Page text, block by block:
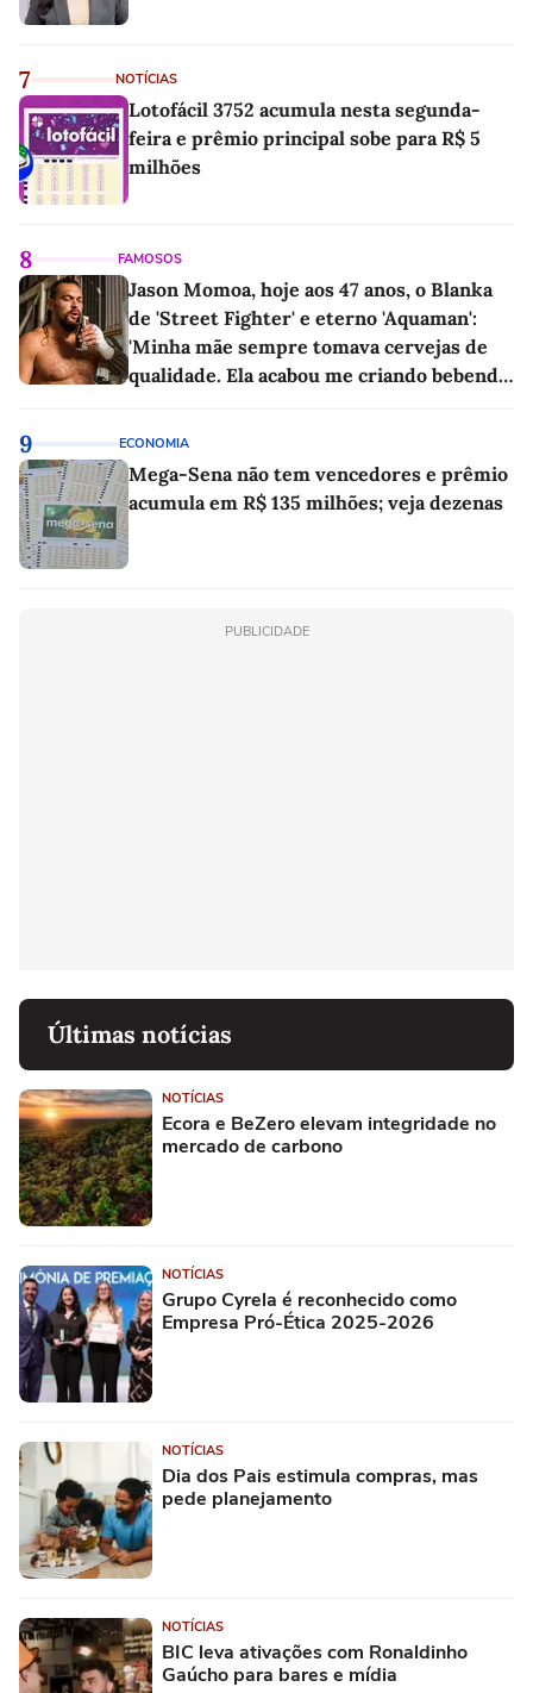
7 NOTÍCIAS
Lotofácil 3752 acumula nesta segunda-
feira e prêmio principal sobe para R$ 5
milhões
8 FAMOSOS
Jason Momoa, hoje aos 47 anos, o Blanka
de 'Street Fighter' e eterno 'Aquaman':
'Minha mãe sempre tomava cervejas de
qualidade. Ela acabou me criando bebendo
9 ECONOMIA
Mega-Sena não tem vencedores e prêmio
acumula em R$ 135 milhões; veja dezenas
PUBLICIDADE
Últimas notícias
NOTÍCIAS
Ecora e BeZero elevam integridade no
mercado de carbono
NOTÍCIAS
Grupo Cyrela é reconhecido como
Empresa Pró-Ética 2025-2026
NOTÍCIAS
Dia dos Pais estimula compras, mas
pede planejamento
NOTÍCIAS
BIC leva ativações com Ronaldinho
Gaúcho para bares e mídia